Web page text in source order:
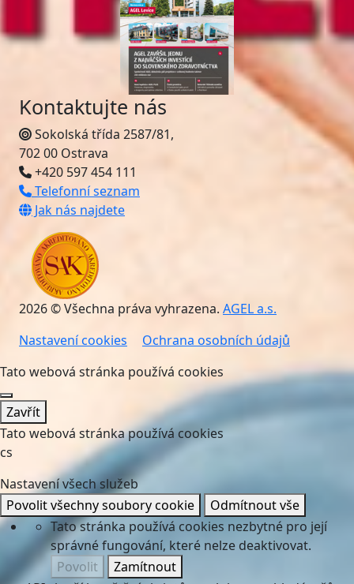
Kontaktujte nás
Sokolská třída 2587/81,
702 00 Ostrava
+420 597 454 111
Telefonní seznam
Jak nás najdete
2026 © Všechna práva vyhrazena. AGEL a.s.
Nastavení cookies
Ochrana osobních údajů
Tato webová stránka používá cookies
Zavřít
Tato webová stránka používá cookies
cs
Nastavení všech služeb
Povolit všechny soubory cookie
Odmítnout vše
Tato stránka používá cookies nezbytné pro její
správné fungování, které nelze deaktivovat.
Povolit
Zamítnout